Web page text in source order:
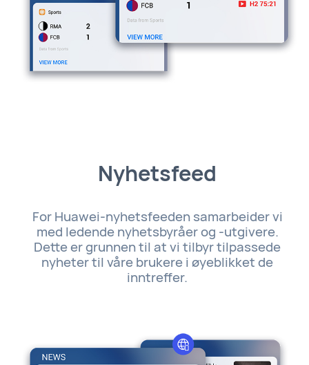
Nyhetsfeed
For Huawei-nyhetsfeeden samarbeider vi
med ledende nyhetsbyråer og -utgivere.
Dette er grunnen til at vi tilbyr tilpassede
nyheter til våre brukere i øyeblikket de
inntreffer.